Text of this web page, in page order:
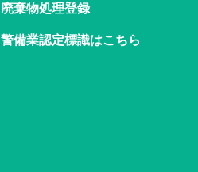
廃棄物処理登録
警備業認定標識はこちら